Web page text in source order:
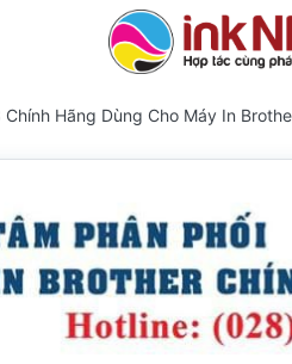
Hãng Dùng Cho Máy In